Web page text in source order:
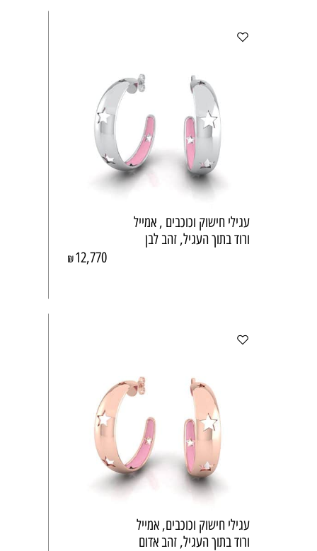
עגילי חישוק וכוכבים , אמייל
ורוד בתוך העגיל, זהב לבן
₪12,770
עגילי חישוק וכוכבים, אמייל
ורוד בתוך העגיל, זהב אדום